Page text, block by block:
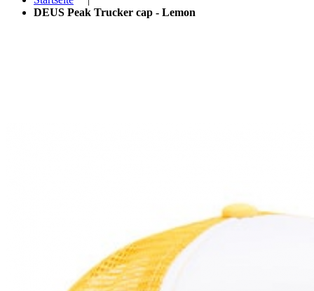
DEUS Peak Trucker cap - Lemon